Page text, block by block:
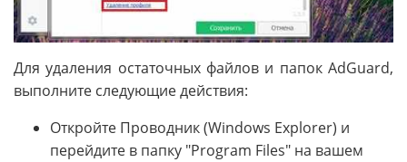
Для удаления остаточных файлов и папок AdGuard,
выполните следующие действия:
Откройте Проводник (Windows Explorer) и
перейдите в папку "Program Files" на вашем